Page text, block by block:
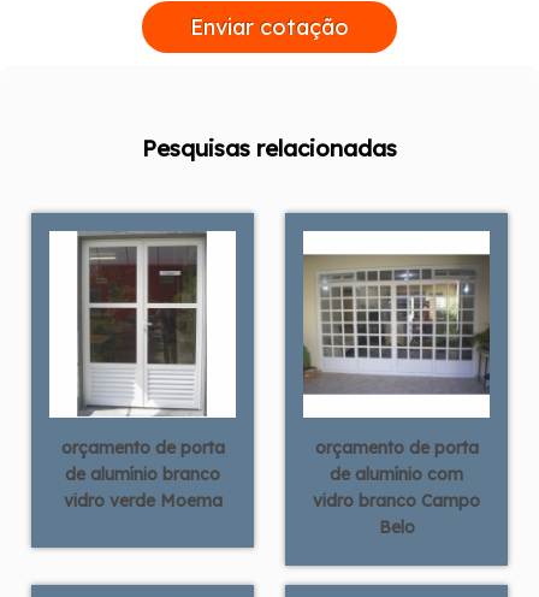
Enviar cotação
Pesquisas relacionadas
orçamento de porta
de alumínio branco
vidro verde Moema
orçamento de porta
de alumínio com
vidro branco Campo
Belo